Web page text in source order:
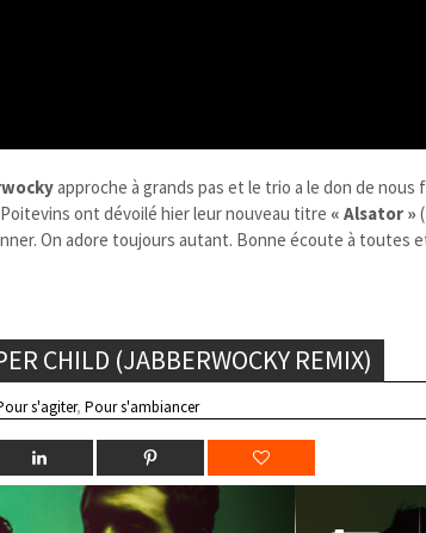
approche à grands pas et le trio a le don de
ont dévoilé hier leur nouveau titre « Alsator »
On adore toujours autant. Bonne écoute à toutes
CHILD (JABBERWOCKY REMIX)
s'agiter,Pour s'ambiancer